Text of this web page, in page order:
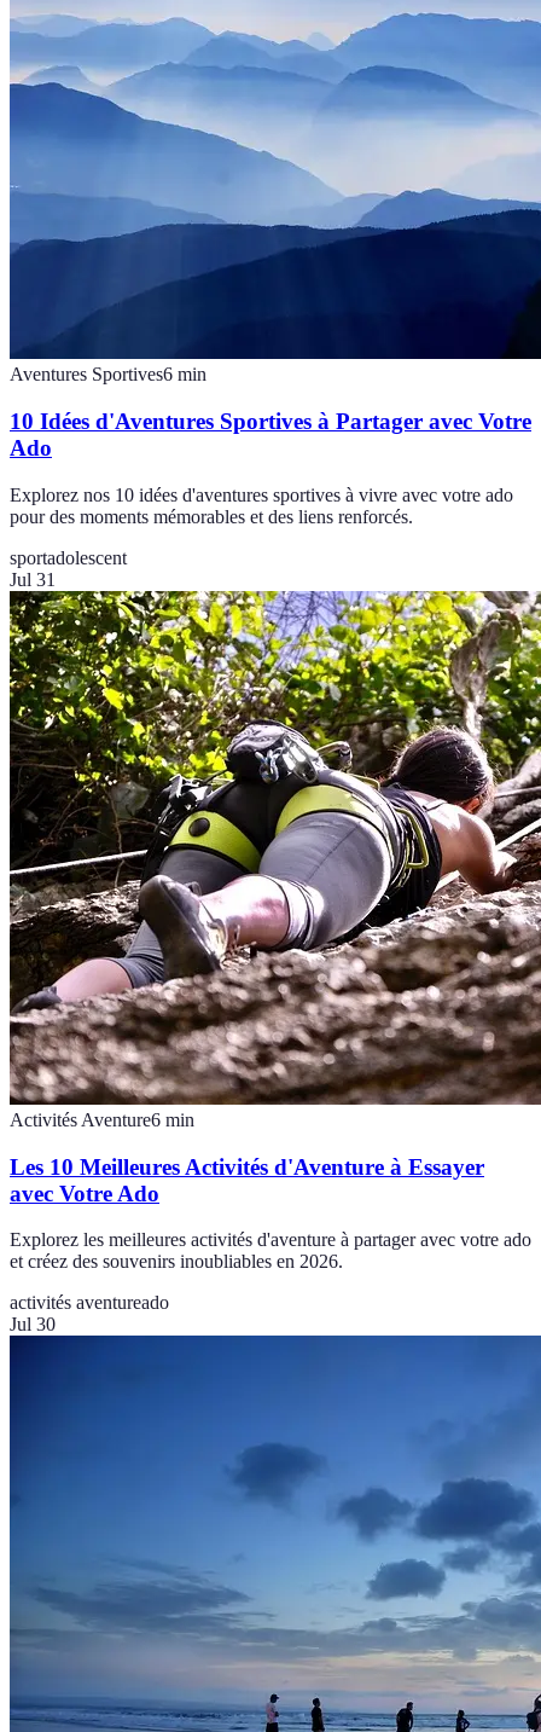
Aventures Sportives6 min
10 Idées d'Aventures Sportives à Partager avec Votre
Ado
Explorez nos 10 idées d'aventures sportives à vivre avec votre ado
pour des moments mémorables et des liens renforcés.
sportadolescent
Jul 31
Activités Aventure6 min
Les 10 Meilleures Activités d'Aventure à Essayer
avec Votre Ado
Explorez les meilleures activités d'aventure à partager avec votre ado
et créez des souvenirs inoubliables en 2026.
activités aventureado
Jul 30